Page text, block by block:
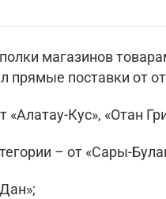
магазинов
прямые поставки от
«Алатау-Кус», «Отан
– от «Сары-